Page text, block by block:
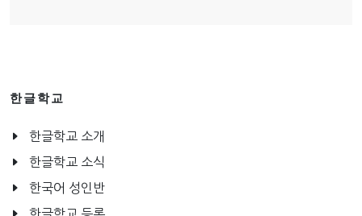
한글학교
한글학교 소개
한글학교 소식
한국어 성인반